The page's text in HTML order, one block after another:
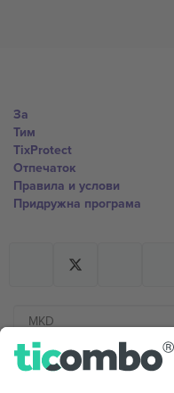
За
Тим
TixProtect
Отпечаток
Правила и услови
Придружна програма